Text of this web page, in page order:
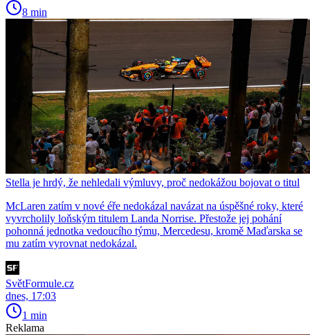
8 min
Stella je hrdý, že nehledali výmluvy, proč nedokážou bojovat o titul
McLaren zatím v nové éře nedokázal navázat na úspěšné roky, které
vyvrcholily loňským titulem Landa Norrise. Přestože jej pohání
pohonná jednotka vedoucího týmu, Mercedesu, kromě Maďarska se
mu zatím vyrovnat nedokázal.
SvětFormule.cz
dnes, 17:03
1 min
Reklama